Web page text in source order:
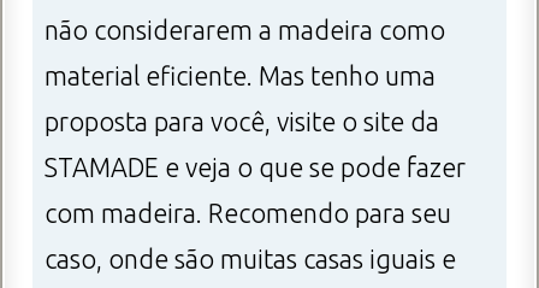
não considerarem a madeira como
material eficiente. Mas tenho uma
proposta para você, visite o site da
STAMADE e veja o que se pode fazer
com madeira. Recomendo para seu
caso, onde são muitas casas iguais e